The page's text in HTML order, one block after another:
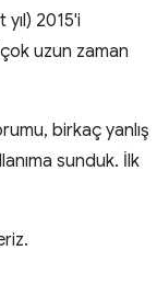
yıl) 2015'i
uzun zaman
birkaç yanlış
sunduk. İlk